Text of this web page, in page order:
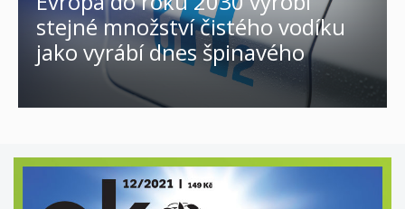
stejné množství čistého vodíku
jako vyrábí dnes špinavého